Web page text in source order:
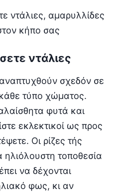
ντάλιες
σχεδόν σε
τύπο χώματος.
φυτά και
εκλεκτικοί ως προς
Οι ρίζες τής
ηλιόλουστη τοποθεσία
να δέχονται
φως, κι αν